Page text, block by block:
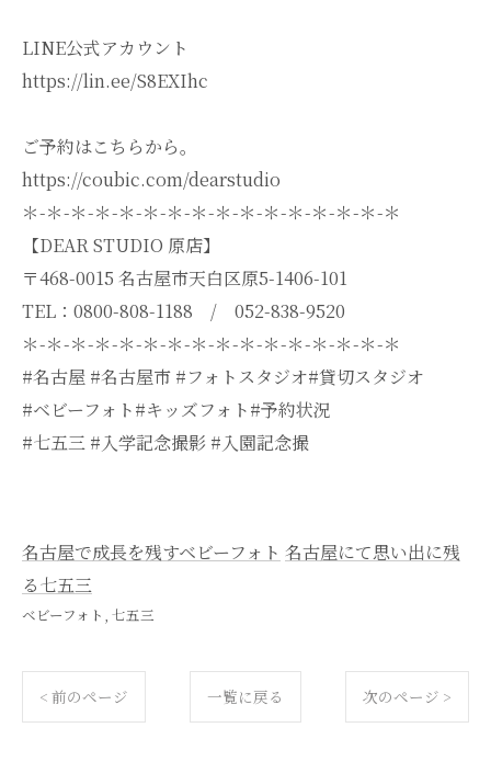
LINE公式アカウント
https://lin.ee/S8EXIhc
ご予約はこちらから。
https://coubic.com/dearstudio
＊-＊-＊-＊-＊-＊-＊-＊-＊-＊-＊-＊-＊-＊-＊-＊
【DEAR STUDIO 原店】
〒468-0015 名古屋市天白区原5-1406-101
TEL：0800-808-1188 / 052-838-9520
＊-＊-＊-＊-＊-＊-＊-＊-＊-＊-＊-＊-＊-＊-＊-＊
#名古屋 #名古屋市 #フォトスタジオ#貸切スタジオ
#ベビーフォト#キッズフォト#予約状況
#七五三 #入学記念撮影 #入園記念撮
名古屋で成長を残すベビーフォト 名古屋にて思い出に残
る七五三
ベビーフォト 七五三
< 前のページ 一覧に戻る 次のページ >